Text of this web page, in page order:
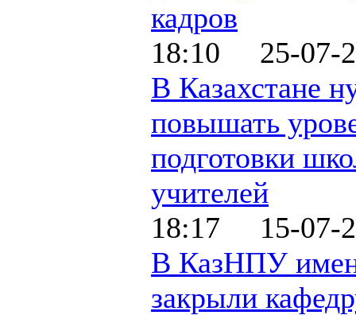
кадров
18:10 25-07-
В Казахстане
повышать
подготовки
учителей
18:17 15-07-
В КазНПУ
закрыли